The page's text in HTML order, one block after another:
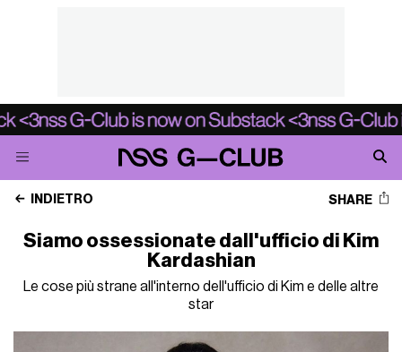
INDIETRO SHARE
Siamo ossessionate dall'ufficio di Kim
Kardashian
Le cose più strane all'interno dell'ufficio di Kim e delle altre
star